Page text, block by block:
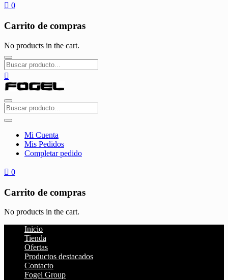
0
Carrito de compras
No products in the cart.
Mi Cuenta
Mis Pedidos
Completar pedido
0
Carrito de compras
No products in the cart.
Inicio
Tienda
Ofertas
Productos destacados
Contacto
Fogel Group